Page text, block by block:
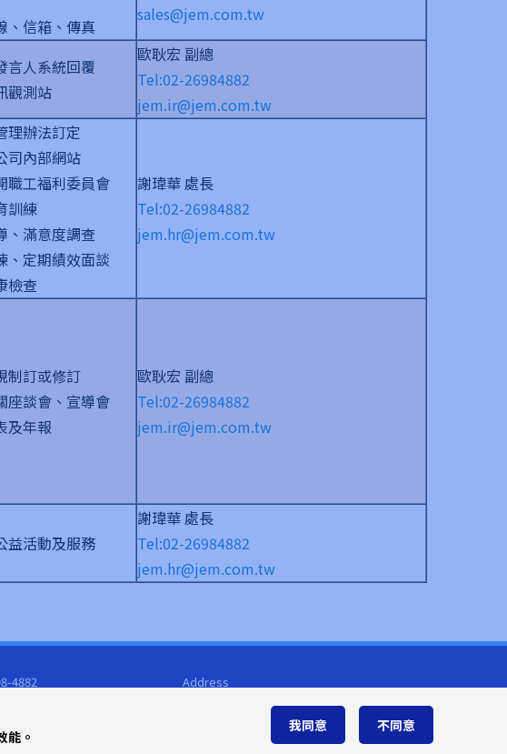
、信箱、傳真
sales@jem.com.tw
言人系統回覆
觀測站
歐耿宏 副總
Tel:02-26984882
jem.ir@jem.com.tw
理辦法訂定
司內部網站
職工福利委員會
訓練
、滿意度調查
、定期績效面談
檢查
謝瑋華 處長
Tel:02-26984882
jem.hr@jem.com.tw
制訂或修訂
座談會、宣導會
及年報
歐耿宏 副總
Tel:02-26984882
jem.ir@jem.com.tw
益活動及服務
謝瑋華 處長
Tel:02-26984882
jem.hr@jem.com.tw
4882
Address
能。
我同意 不同意